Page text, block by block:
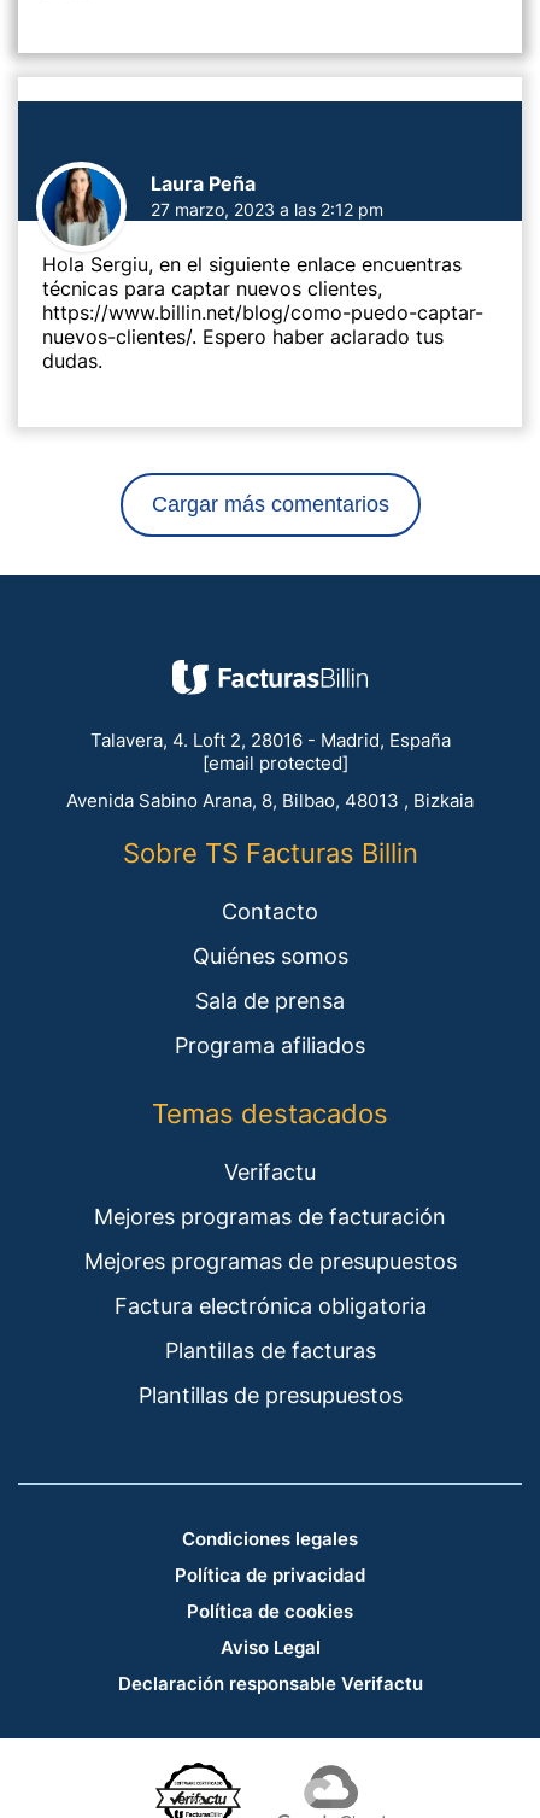
Laura Peña
27 marzo, 2023 a las 2:12 pm
Hola Sergiu, en el siguiente enlace encuentras
técnicas para captar nuevos clientes,
https://www.billin.net/blog/como-puedo-captar-
nuevos-clientes/. Espero haber aclarado tus
dudas.
Cargar más comentarios
Talavera, 4. Loft 2, 28016 - Madrid, España
[email protected]
Avenida Sabino Arana, 8, Bilbao, 48013 , Bizkaia
Sobre TS Facturas Billin
Contacto
Quiénes somos
Sala de prensa
Programa afiliados
Temas destacados
Verifactu
Mejores programas de facturación
Mejores programas de presupuestos
Factura electrónica obligatoria
Plantillas de facturas
Plantillas de presupuestos
Condiciones legales
Política de privacidad
Política de cookies
Aviso Legal
Declaración responsable Verifactu